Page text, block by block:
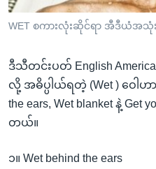
ကျော်
ကြည့်
ရှာဖွေ
ရန်
နေရာ
သို့
ရန်
ဘာသာစကားများ
WET စကားလုံးဆိုင်ရာ အီဒီယံအသုံး
ဒီသီတင်းပတ် English
လို့ အဓိပ္ပါယ်ရတဲ့ (Wet ) ဝေါဟ
the ears, Wet blanket နဲ့ Get
တယ်။
၁။ Wet behind the ears